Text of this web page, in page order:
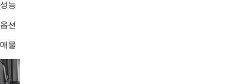
성능
옵션
매물